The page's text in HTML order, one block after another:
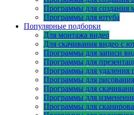
Программы для создания
Программы для ютуба
Популярные подборки
Для монтажа видео
Для скачивания видео с
Программы для записи
Программы для
Программы для удаления
Программы для рисования
Программы для
Программы для
Программы для